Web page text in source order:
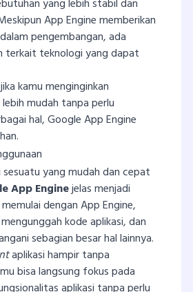
yang lebih stabil dan
App Engine memberikan
pengembangan, ada
terkait teknologi yang dapat
kamu menginginkan
mudah tanpa perlu
hal, Google App Engine
sesuatu yang mudah dan cepat
App Enginejelas menjadi
dengan App Engine,
kode aplikasi, dan
sebagian besar hal lainnya.
aplikasi hampir tanpa
bisa langsung fokus pada
aplikasi tanpa perlu